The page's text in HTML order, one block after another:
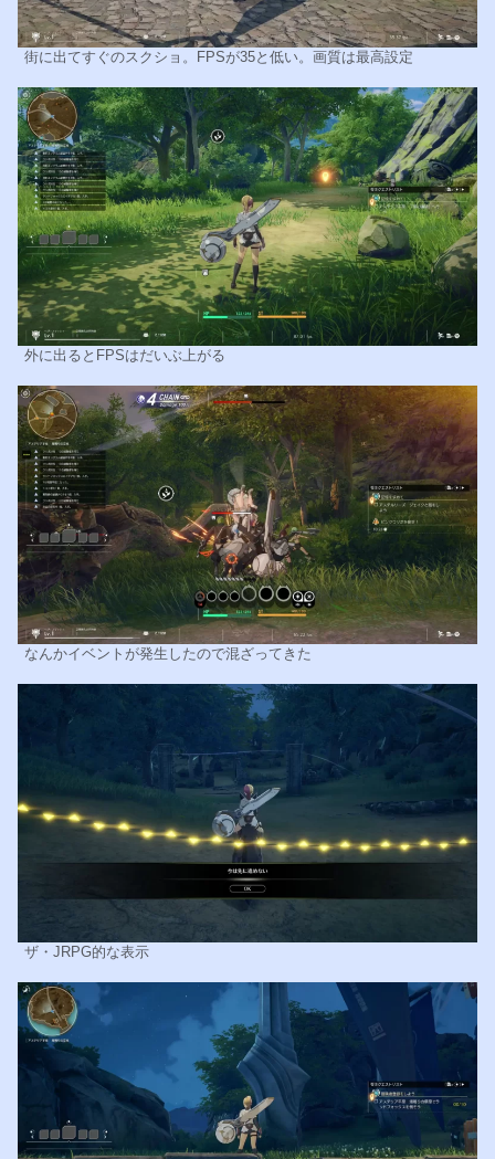
街に出てすぐのスクショ。FPSが35と低い。画質は最高設定
外に出るとFPSはだいぶ上がる
なんかイベントが発生したので混ざってきた
ザ・JRPG的な表示